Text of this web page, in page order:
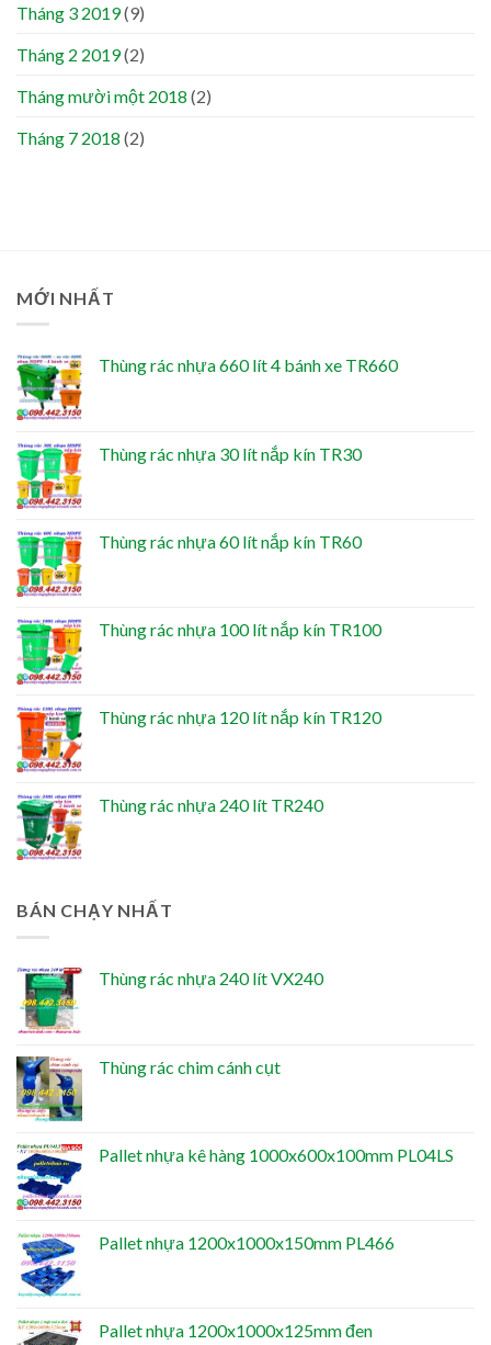
Tháng 3 2019(9)
Tháng 2 2019(2)
Tháng mười một 2018 (2)
Tháng 7 2018 (2)
MỚI NHẤT
Thùng rác nhựa 660 lít 4 bánh xe TR660
Thùng rác nhựa 30 lít nắp kín TR30
Thùng rác nhựa 60 lít nắp kín TR60
Thùng rác nhựa 100 lít nắp kín TR100
Thùng rác nhựa 120 lít nắp kín TR120
Thùng rác nhựa 240 lít TR240
BÁN CHẠY NHẤT
Thùng rác nhựa 240 lít VX240
Thùng rác chim cánh cụt
Pallet nhựa kê hàng 1000x600x100mm PL04LS
Pallet nhựa 1200x1000x150mm PL466
Pallet nhựa 1200x1000x125mm đen